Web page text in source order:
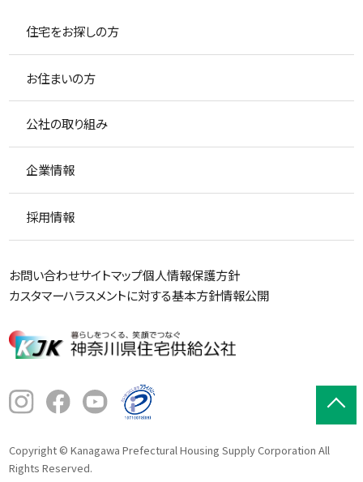
住宅をお探しの方
お住まいの方
公社の取り組み
企業情報
採用情報
お問い合わせサイトマップ個人情報保護方針
カスタマーハラスメントに対する基本方針情報公開
Copyright © Kanagawa Prefectural Housing Supply Corporation All
Rights Reserved.